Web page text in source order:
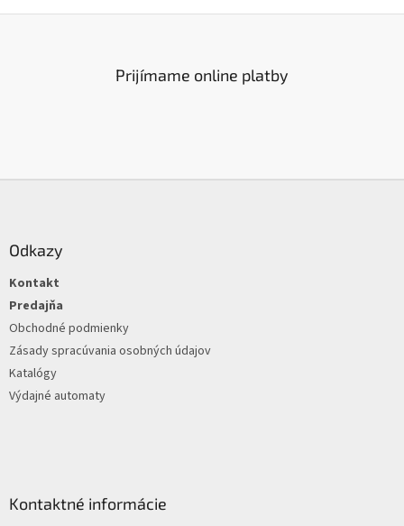
Prijímame online platby
Odkazy
Kontakt
Predajňa
Obchodné podmienky
Zásady spracúvania osobných údajov
Katalógy
Výdajné automaty
Kontaktné informácie